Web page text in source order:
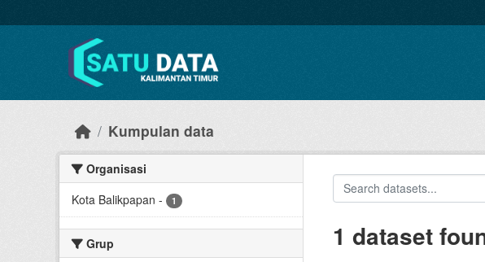
Kumpulan data
Organisasi
Kota Balikpapan - 1
Grup 1 dataset